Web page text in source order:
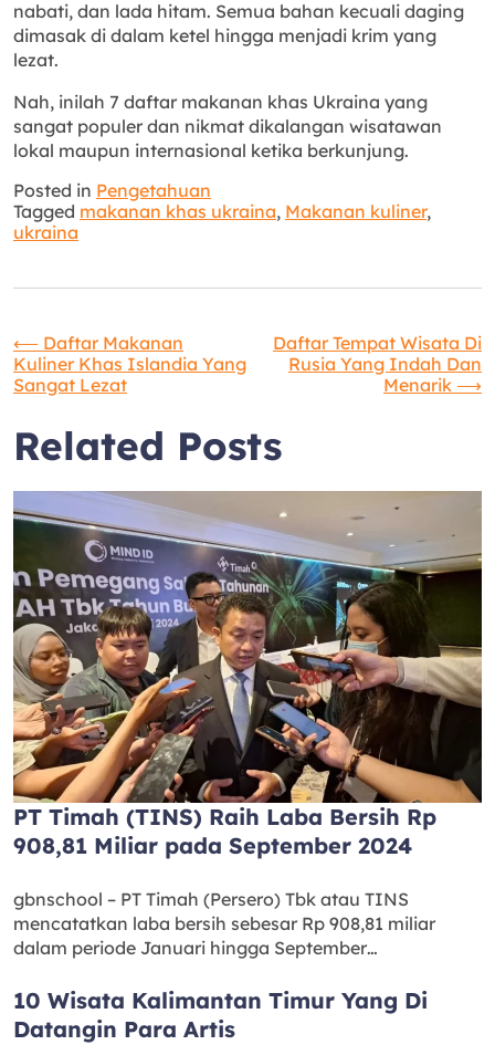
nabati, dan lada hitam. Semua bahan kecuali daging
dimasak di dalam ketel hingga menjadi krim yang
lezat.
Nah, inilah 7 daftar makanan khas Ukraina yang
sangat populer dan nikmat dikalangan wisatawan
lokal maupun internasional ketika berkunjung.
Posted in Pengetahuan
Tagged makanan khas ukraina, Makanan kuliner,
ukraina
Navigasi
pos
⟵ Daftar Makanan
Kuliner Khas Islandia Yang
Sangat Lezat
Daftar Tempat Wisata Di
Rusia Yang Indah Dan
Menarik ⟶
Related Posts
PT Timah (TINS) Raih Laba Bersih Rp
908,81 Miliar pada September 2024
gbnschool – PT Timah (Persero) Tbk atau TINS
mencatatkan laba bersih sebesar Rp 908,81 miliar
dalam periode Januari hingga September…
10 Wisata Kalimantan Timur Yang Di
Datangin Para Artis